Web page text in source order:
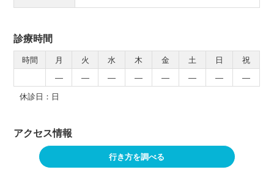
診療時間
時間 月 火 水 木 金 土 日
祝
―
― ― ― ― ― ―
―
休診日：日
アクセス情報
行き方を調べる